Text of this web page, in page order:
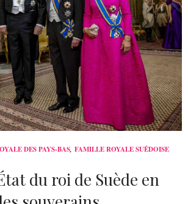
DES PAYS-BAS, FAMILLE ROYALE SUÉDOISE
du roi de Suède en